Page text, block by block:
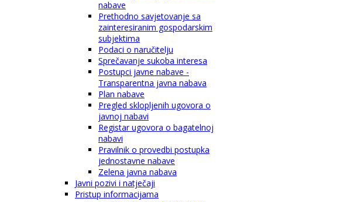
nabave
Prethodno savjetovanje sa
zainteresiranim gospodarskim
subjektima
Podaci o naručitelju
Sprečavanje sukoba interesa
Postupci javne nabave -
Transparentna javna nabava
Plan nabave
Pregled sklopljenih ugovora o
javnoj nabavi
Registar ugovora o bagatelnoj
nabavi
Pravilnik o provedbi postupka
jednostavne nabave
Zelena javna nabava
Javni pozivi i natječaji
Pristup informacijama